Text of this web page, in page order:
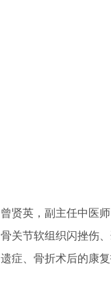
曾贤英，副主任中医
骨关节软组织闪挫伤
遗症、骨折术后的康复